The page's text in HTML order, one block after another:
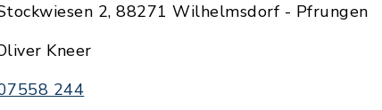
2, 88271 Wilhelmsdorf - Pfrungen
Kneer
244